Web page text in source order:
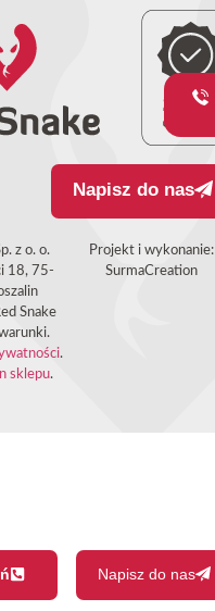
Napisz do nas
z o. o.
18, 75-
Snake
.
sklepu.
Projekt i wykonanie:
SurmaCreation
Napisz do nas